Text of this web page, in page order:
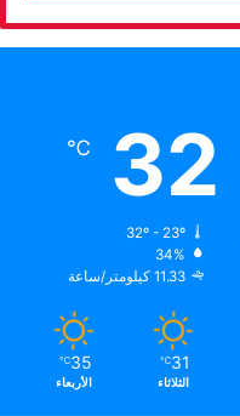
32
℃
32º - 23º
34%
11.33 كيلومتر/ساعة
31
℃
الثلاثاء
35
℃
الأربعاء